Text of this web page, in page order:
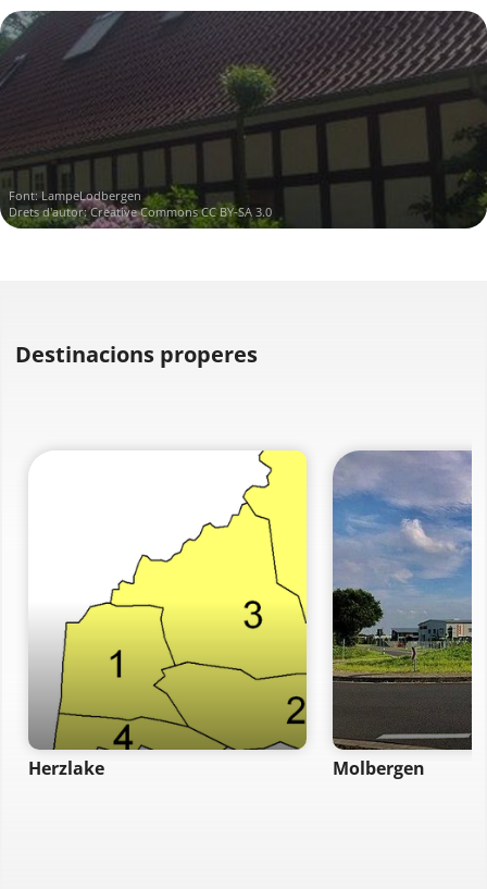
Font:LampeLodbergen
Drets d'autor:Creative Commons CC BY-SA 3.0
Destinacions properes
Herzlake Molbergen